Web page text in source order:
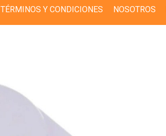
TÉRMINOS Y CONDICIONES NOSOTROS